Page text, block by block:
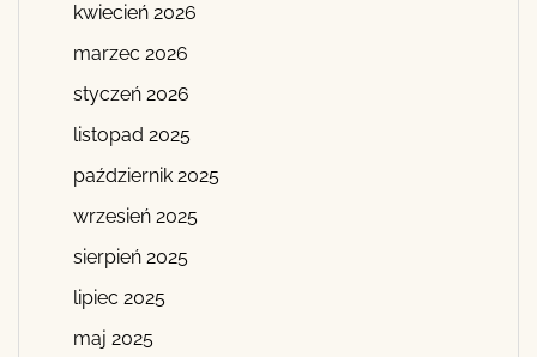
kwiecień 2026
marzec 2026
styczeń 2026
listopad 2025
październik 2025
wrzesień 2025
sierpień 2025
lipiec 2025
maj 2025